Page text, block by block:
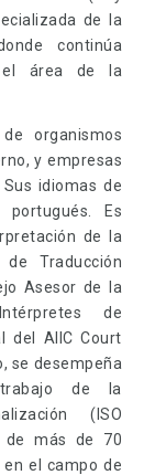
de la
continúa
el área de la
organismos
y empresas
idiomas de
Es
de la
Traducción
Asesor de la
de
del AIIC Court
se desempeña
de la
(ISO
de más de 70
el campo de